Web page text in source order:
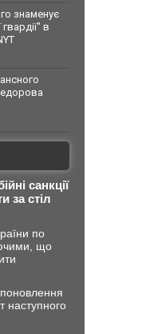
знаменує
в
санкції
за стіл
по
що
наступного